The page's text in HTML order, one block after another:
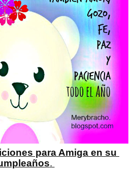
para Amiga en su
.